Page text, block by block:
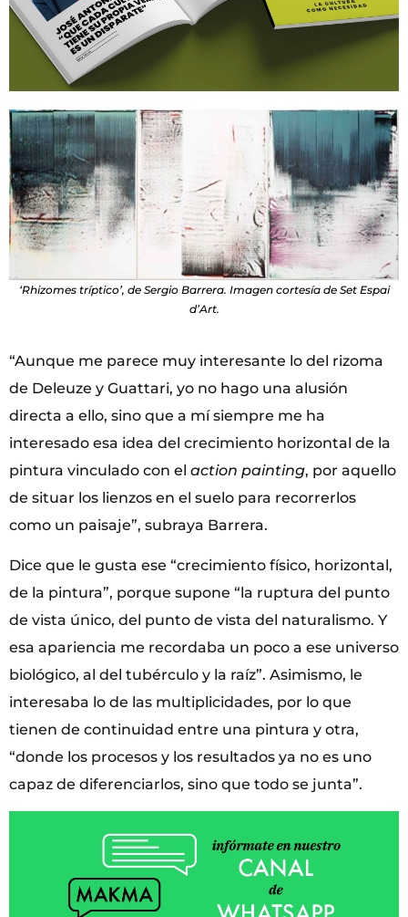
‘Rhizomes tríptico’, de Sergio Barrera. Imagen cortesía de Set Espai
d’Art.
“Aunque me parece muy interesante lo del rizoma
de Deleuze y Guattari, yo no hago una alusión
directa a ello, sino que a mí siempre me ha
interesado esa idea del crecimiento horizontal de la
pintura vinculado con el action painting, por aquello
de situar los lienzos en el suelo para recorrerlos
como un paisaje”, subraya Barrera.
Dice que le gusta ese “crecimiento físico, horizontal,
de la pintura”, porque supone “la ruptura del punto
de vista único, del punto de vista del naturalismo. Y
esa apariencia me recordaba un poco a ese universo
biológico, al del tubérculo y la raíz”. Asimismo, le
interesaba lo de las multiplicidades, por lo que
tienen de continuidad entre una pintura y otra,
“donde los procesos y los resultados ya no es uno
capaz de diferenciarlos, sino que todo se junta”.